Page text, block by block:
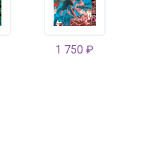
1 750 ₽